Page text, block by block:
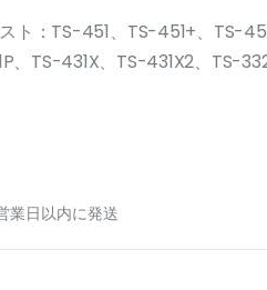
ト：TS-451、TS-451+、TS-
TS-431X、TS-431X2、TS-
業日以内に発送